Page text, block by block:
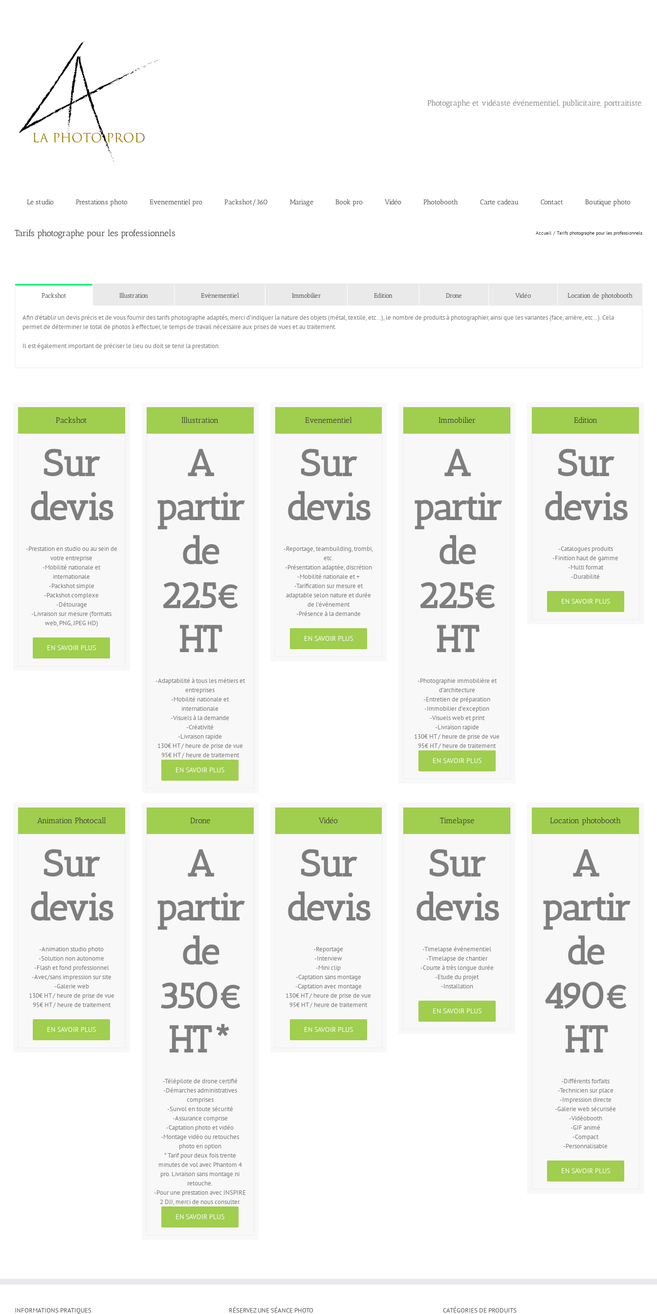
Photographe et vidéaste événementiel, publicitaire, portraitiste.
Le studio Prestations photo Evenementiel pro Packshot/360 Mariage Book pro Vidéo Photobooth Carte cadeau Contact Boutique photo
Tarifs photographe pour les professionnels Accueil Tarifs photographe pour les professionnels
Packshot Illustration Evènementiel Immobilier Edition Drone Vidéo Location de photobooth
Afin d’établir un devis précis et de vous fournir des tarifs photographe adaptés, merci d’indiquer la nature des objets (métal, textile, etc…), le nombre de produits à photographier, ainsi que les variantes (face, arrière, etc…). Cela
permet de déterminer le total de photos à effectuer, le temps de travail nécessaire aux prises de vues et au traitement.
Il est également important de préciser le lieu ou doit se tenir la prestation.
Packshot
Sur
devis
-Prestation en studio ou au sein de
votre entreprise
-Mobilité nationale et
internationale
-Packshot simple
-Packshot complexe
-Détourage
-Livraison sur mesure (formats
web, PNG, JPEG HD)
EN SAVOIR PLUS
Illustration
A
partir
de
225€
HT
-Adaptabilité à tous les métiers et
entreprises
-Mobilité nationale et
internationale
-Visuels à la demande
-Créativité
-Livraison rapide
130€ HT / heure de prise de vue
95€ HT / heure de traitement
EN SAVOIR PLUS
Evenementiel
Sur
devis
-Reportage, teambuilding, trombi,
etc.
-Présentation adaptée, discrétion
-Mobilité nationale et +
-Tarification sur mesure et
adaptable selon nature et durée
de l’événement
-Présence à la demande
EN SAVOIR PLUS
Immobilier
A
partir
de
225€
HT
-Photographie immobilière et
d’architecture
-Entretien de préparation
-Immobilier d’exception
-Visuels web et print
-Livraison rapide
130€ HT / heure de prise de vue
95€ HT / heure de traitement
EN SAVOIR PLUS
Edition
Sur
devis
-Catalogues produits
-Finition haut de gamme
-Multi format
-Durabilité
EN SAVOIR PLUS
Animation Photocall
Sur
devis
-Animation studio photo
-Solution non autonome
-Flash et fond professionnel
-Avec/sans impression sur site
-Galerie web
130€ HT / heure de prise de vue
95€ HT / heure de traitement
EN SAVOIR PLUS
Drone
A
partir
de
350€
HT*
-Télépilote de drone certifié
-Démarches administratives
comprises
-Survol en toute sécurité
-Assurance comprise
-Captation photo et vidéo
-Montage vidéo ou retouches
photo en option
* Tarif pour deux fois trente
minutes de vol avec Phantom 4
pro. Livraison sans montage ni
retouche.
-Pour une prestation avec INSPIRE
2 DJI, merci de nous consulter.
EN SAVOIR PLUS
Vidéo
Sur
devis
-Reportage
-Interview
-Mini clip
-Captation sans montage
-Captation avec montage
130€ HT / heure de prise de vue
95€ HT / heure de traitement
EN SAVOIR PLUS
Timelapse
Sur
devis
-Timelapse événementiel
-Timelapse de chantier
-Courte à très longue durée
-Etude du projet
-Installation
EN SAVOIR PLUS
Location photobooth
A
partir
de
490€
HT
-Différents forfaits
-Technicien sur place
-Impression directe
-Galerie web sécurisée
-Vidéobooth
-GIF animé
-Compact
-Personnalisable
EN SAVOIR PLUS
INFORMATIONS PRATIQUES RÉSERVEZ UNE SÉANCE PHOTO CATÉGORIES DE PRODUITS